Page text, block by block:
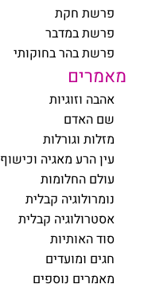
פרשת חקת
פרשת במדבר
פרשת בהר בחוקותי
מאמרים
אהבה וזוגיות
שם האדם
מזלות וגורלות
עין הרע מאגיה וכישוף
עולם החלומות
נומרולוגיה קבלית
אסטרולוגיה קבלית
סוד האותיות
חגים ומועדים
מאמרים נוספים